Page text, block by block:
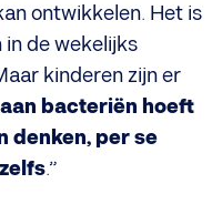
ontwikkelen. Het is
in de wekelijks
kinderen zijn er
bacteriën hoeft
denken, per se
.”